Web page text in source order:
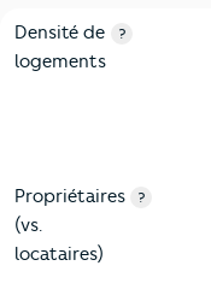
1-Immobilier
Critères Ousse-Suzan
Densité de
logements
?
Propriétaires
(vs.
locataires)
?